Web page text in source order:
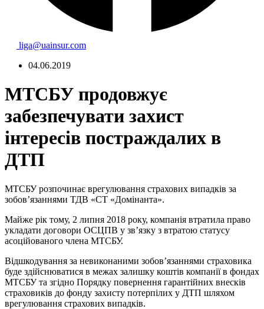
liga@uainsur.com
04.06.2019
МТСБУ продовжує
забезпечувати захист
інтересів постраждалих в
ДТП
МТСБУ розпочинає врегулювання страхових випадків за
зобов’язаннями ТДВ «СТ «Домінанта».
Майже рік тому, 2 липня 2018 року, компанія втратила право
укладати договори ОСЦПВ у зв’язку з втратою статусу
асоційованого члена МТСБУ.
Відшкодування за невиконаними зобов’язаннями страховика
буде здійснюватися в межах залишку коштів компанії в фондах
МТСБУ та згідно Порядку повернення гарантійних внесків
страховиків до фонду захисту потерпілих у ДТП шляхом
врегулювання страхових випадків.